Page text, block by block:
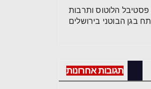
הלוטוס ותרבות
בגן הבוטני בירושלים
תגובות אחרונות